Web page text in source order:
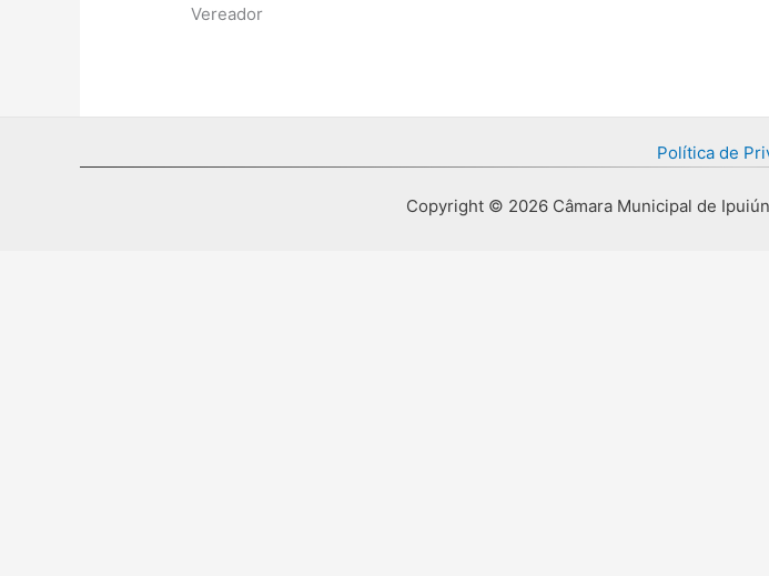
Vereador
Política de
Copyright © 2026 Câmara Municipal de